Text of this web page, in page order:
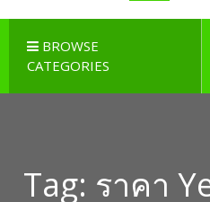
BROWSE
CATEGORIES
Tag: ราคา